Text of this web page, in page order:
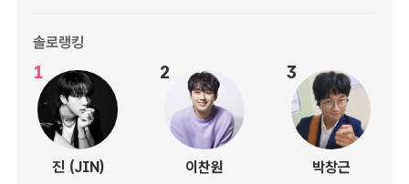
솔로랭킹
1
진 (JIN)
2
이찬원
3
박창근